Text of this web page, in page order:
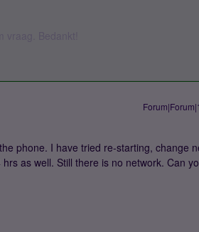
phone. I have tried re-starting, change
as well. Still there is no network. Can